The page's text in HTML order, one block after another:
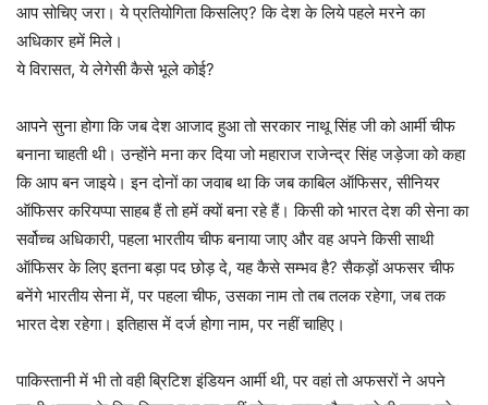
आप सोचिए जरा। ये प्रतियोगिता किसलिए? कि देश के लिये पहले मरने का
अधिकार हमें मिले।
ये विरासत, ये लेगेसी कैसे भूले कोई?
आपने सुना होगा कि जब देश आजाद हुआ तो सरकार नाथू सिंह जी को आर्मी चीफ
बनाना चाहती थी। उन्होंने मना कर दिया जो महाराज राजेन्द्र सिंह जड़ेजा को कहा
कि आप बन जाइये। इन दोनों का जवाब था कि जब काबिल ऑफिसर, सीनियर
ऑफिसर करियप्पा साहब हैं तो हमें क्यों बना रहे हैं। किसी को भारत देश की सेना का
सर्वोच्च अधिकारी, पहला भारतीय चीफ बनाया जाए और वह अपने किसी साथी
ऑफिसर के लिए इतना बड़ा पद छोड़ दे, यह कैसे सम्भव है? सैकड़ों अफसर चीफ
बनेंगे भारतीय सेना में, पर पहला चीफ, उसका नाम तो तब तलक रहेगा, जब तक
भारत देश रहेगा। इतिहास में दर्ज होगा नाम, पर नहीं चाहिए।
पाकिस्तानी में भी तो वही ब्रिटिश इंडियन आर्मी थी, पर वहां तो अफसरों ने अपने